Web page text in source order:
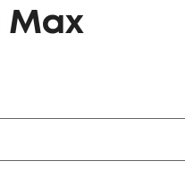
Max
a mező alatt